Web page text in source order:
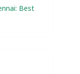
Best